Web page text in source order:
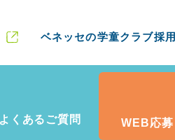
ベネッセの学童クラブ採用
よくあるご質問 WEB応募